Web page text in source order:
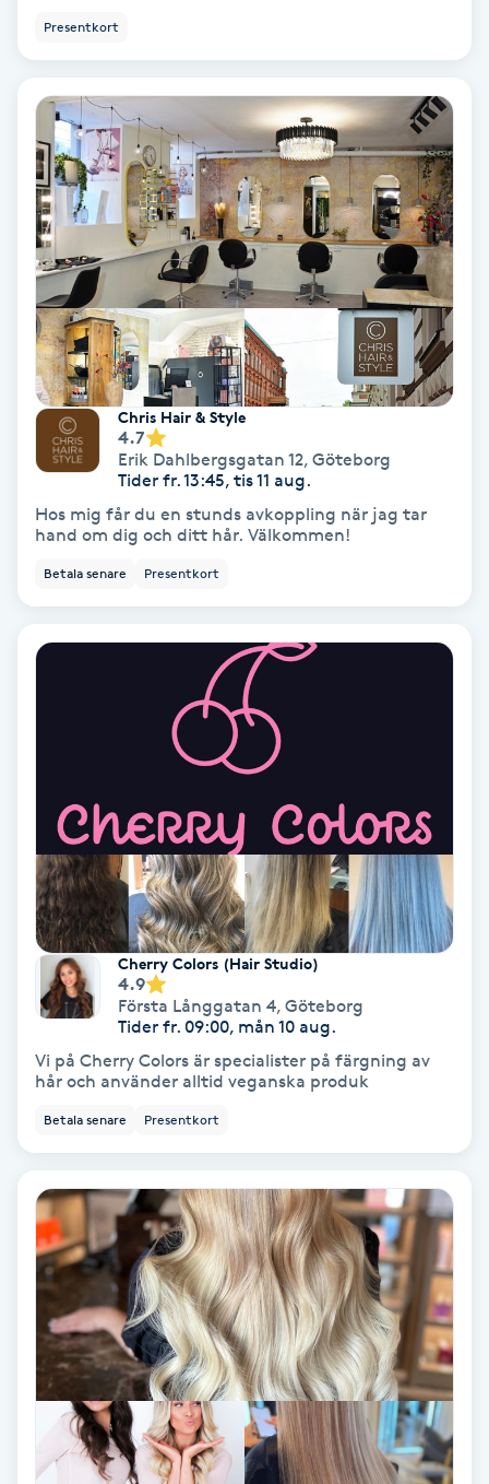
Hyaluronsyra
Hypnos
Hårborttagning
Hårbottenbehandling
Hårförlängning
Hårvård
Hälsa
Hälsprickor
Idrottsmassage
Japansk massage
K18
Katun fransar
Kemisk peeling
Kinesiologi
Kinesisk medicin
Kiropraktik
Klangmassage
Klippning
Presentkort
Chris Hair & Style
4.7
Erik Dahlbergsgatan 12, Göteborg
Tider fr. 13:45, tis 11 aug.
Hos mig får du en stunds avkoppling när jag tar
hand om dig och ditt hår. Välkommen!
Betala senare Presentkort
Cherry Colors (Hair Studio)
4.9
Första Långgatan 4, Göteborg
Tider fr. 09:00, mån 10 aug.
Vi på Cherry Colors är specialister på färgning av
hår och använder alltid veganska produk
Betala senare Presentkort